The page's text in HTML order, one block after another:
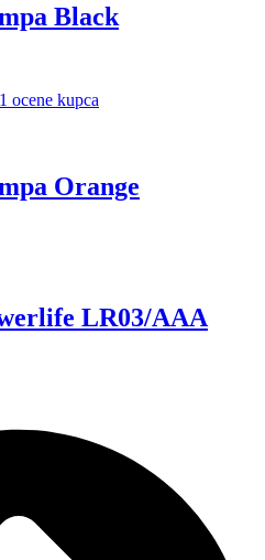
Black
1 ocene kupca
Orange
LR03/AAA